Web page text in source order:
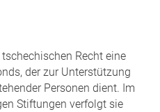
Recht eine
der zur Unterstützung
Personen dient. Im
Stiftungen verfolgt sie